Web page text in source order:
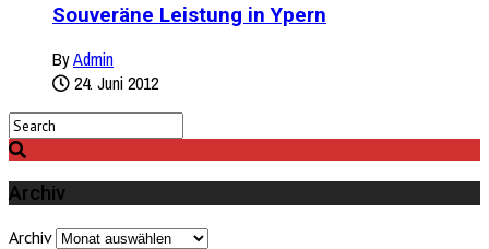
Souveräne Leistung in Ypern
ByAdmin
24. Juni 2012
Archiv
Archiv